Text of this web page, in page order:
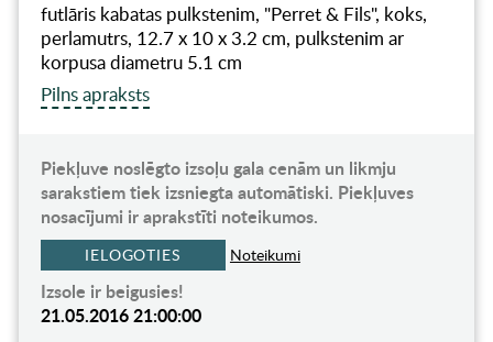
futlāris kabatas pulkstenim, "Perret & Fils", koks,
perlamutrs, 12.7 x 10 x 3.2 cm, pulkstenim ar
korpusa diametru 5.1 cm
Pilns apraksts
Piekļuve noslēgto izsoļu gala cenām un likmju
sarakstiem tiek izsniegta automātiski. Piekļuves
nosacījumi ir aprakstīti noteikumos.
IELOGOTIES Noteikumi
Izsole ir beigusies!
21.05.2016 21:00:00